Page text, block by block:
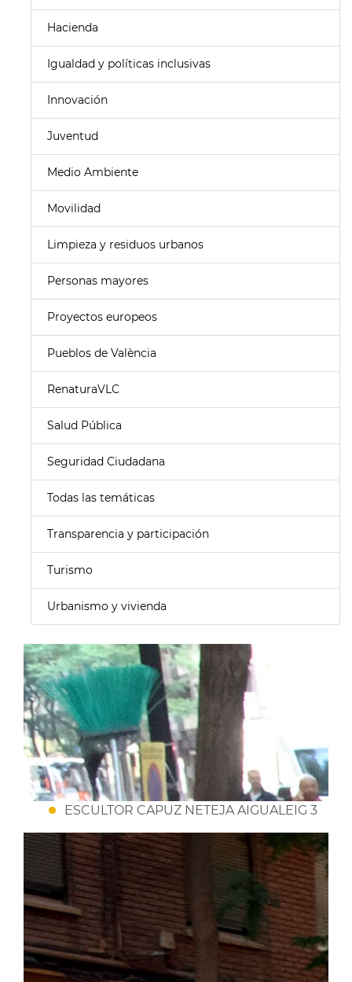
Hacienda
Igualdad y políticas inclusivas
Innovación
Juventud
Medio Ambiente
Movilidad
Limpieza y residuos urbanos
Personas mayores
Proyectos europeos
Pueblos de València
RenaturaVLC
Salud Pública
Seguridad Ciudadana
Todas las temáticas
Transparencia y participación
Turismo
Urbanismo y vivienda
ESCULTOR CAPUZ NETEJA AIGUALEIG 3